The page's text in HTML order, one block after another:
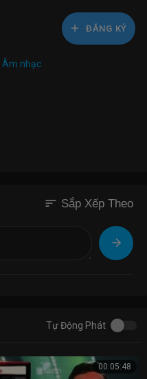
ĐĂNG KÝ
Âm nhạc
sort Sắp Xếp Theo
Tự Động Phát
00:05:48